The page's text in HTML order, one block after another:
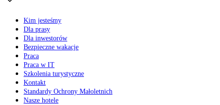
Kim jesteśmy
Dla prasy
Dla inwestorów
Bezpieczne wakacje
Praca
Praca w IT
Szkolenia turystyczne
Kontakt
Standardy Ochrony Małoletnich
Nasze hotele